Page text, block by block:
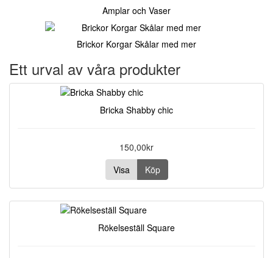
Amplar och Vaser
Brickor Korgar Skålar med mer
Ett urval av våra produkter
Bricka Shabby chic
150,00kr
Visa
Köp
Rökelseställ Square